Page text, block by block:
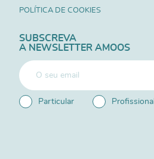
POLÍTICA DE COOKIES
SUBSCREVA
A NEWSLETTER AMOOS
Particular Profissional